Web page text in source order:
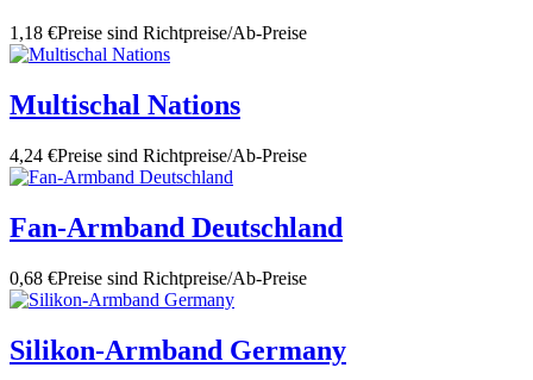
1,18 €Preise sind Richtpreise/Ab-Preise
Multischal Nations
4,24 €Preise sind Richtpreise/Ab-Preise
Fan-Armband Deutschland
0,68 €Preise sind Richtpreise/Ab-Preise
Silikon-Armband Germany